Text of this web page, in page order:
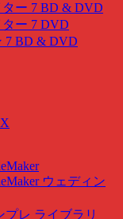
ー 7 BD & DVD
ー 7 DVD
7 BD & DVD
ウェディン
プレ ライブラリ